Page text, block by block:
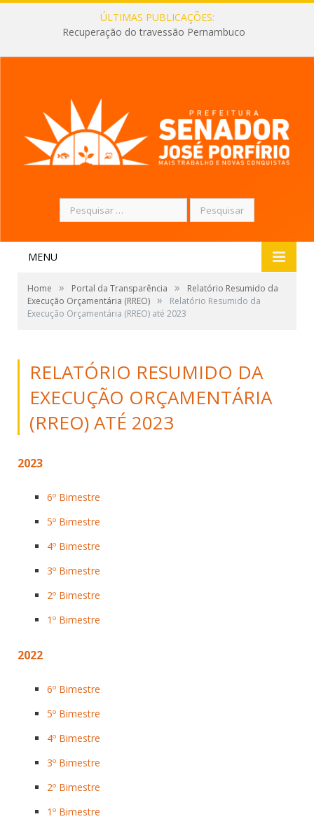
ÚLTIMAS PUBLICAÇÕES:
Recuperação do travessão Pernambuco
Pesquisar
por:
MENU
Home » Portal da Transparência »
Relatório Resumido da
Execução Orçamentária (RREO) »
Relatório Resumido da
Execução Orçamentária (RREO) até 2023
RELATÓRIO RESUMIDO DA
EXECUÇÃO ORÇAMENTÁRIA
(RREO) ATÉ 2023
2023
6º Bimestre
5º Bimestre
4º Bimestre
3º Bimestre
2º Bimestre
1º Bimestre
2022
6º Bimestre
5º Bimestre
4º Bimestre
3º Bimestre
2º Bimestre
1º Bimestre